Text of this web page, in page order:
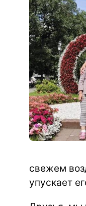
свежем
упускает